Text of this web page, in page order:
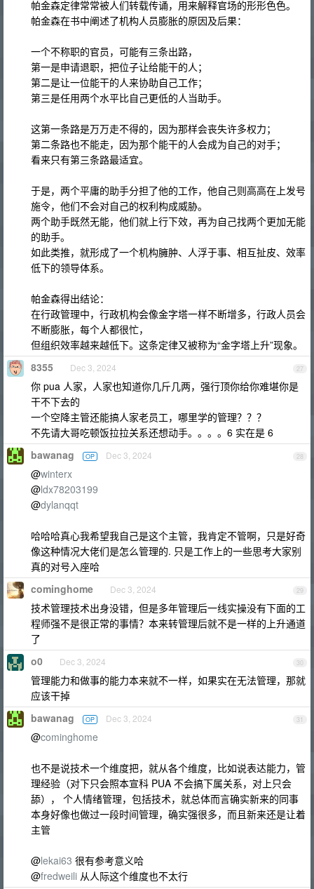
帕金森定律常常被人们转载传诵，用来解释官场的形形色色。
帕金森在书中阐述了机构人员膨胀的原因及后果：
一个不称职的官员，可能有三条出路，
第一是申请退职，把位子让给能干的人；
第二是让一位能干的人来协助自己工作；
第三是任用两个水平比自己更低的人当助手。
这第一条路是万万走不得的，因为那样会丧失许多权力；
第二条路也不能走，因为那个能干的人会成为自己的对手；
看来只有第三条路最适宜。
于是，两个平庸的助手分担了他的工作，他自己则高高在上发号
施令，他们不会对自己的权利构成威胁。
两个助手既然无能，他们就上行下效，再为自己找两个更加无能
的助手。
如此类推，就形成了一个机构臃肿、人浮于事、相互扯皮、效率
低下的领导体系。
帕金森得出结论：
在行政管理中，行政机构会像金字塔一样不断增多，行政人员会
不断膨胀，每个人都很忙，
但组织效率越来越低下。这条定律又被称为“金字塔上升”现象。
27
8355 Dec 3, 2024
你 pua 人家，人家也知道你几斤几两，强行顶你给你难堪你是
干不下去的
一个空降主管还能搞人家老员工，哪里学的管理？？？
不先请大哥吃顿饭拉拉关系还想动手。。。。6 实在是 6
28
bawanag OP Dec 3, 2024
@winterx
@ldx78203199
@dylanqqt
哈哈哈真心我希望我自己是这个主管，我肯定不管啊，只是好奇
像这种情况大佬们是怎么管理的. 只是工作上的一些思考大家别
真的对号入座哈
29
cominghome Dec 3, 2024
技术管理技术出身没错，但是多年管理后一线实操没有下面的工
程师强不是很正常的事情？本来转管理后就不是一样的上升通道
了
30
o0 Dec 3, 2024
管理能力和做事的能力本来就不一样，如果实在无法管理，那就
应该干掉
31
bawanag OP Dec 3, 2024
@cominghome
也不是说技术一个维度把，就从各个维度，比如说表达能力，管
理经验（对下只会照本宣科 PUA 不会搞下属关系，对上只会
舔）， 个人情绪管理，包括技术，就总体而言确实新来的同事
本身好像也做过一段时间管理，确实强很多，而且新来还是让着
主管
@lekai63 很有参考意义哈
@fredweili 从人际这个维度也不太行